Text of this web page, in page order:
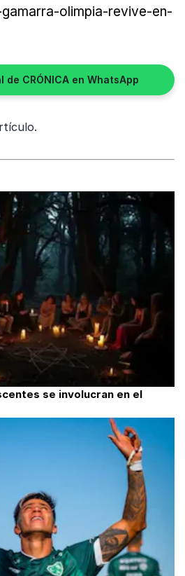
olimpia-revive-en-
de CRÓNICA en WhatsApp
se involucran en el